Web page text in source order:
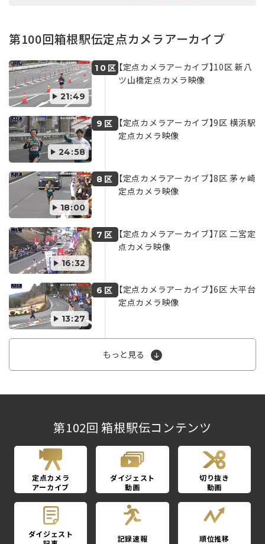
第100回箱根駅伝定点カメラアーカイブ
21:49
10 区 【定点カメラアーカイブ】10区 新八
ツ山橋定点カメラ映像
24:58
9 区 【定点カメラアーカイブ】9区 横浜駅
定点カメラ映像
18:00
8 区 【定点カメラアーカイブ】8区 茅ヶ崎
定点カメラ映像
16:32
7 区 【定点カメラアーカイブ】7区 二宮定
点カメラ映像
13:27
6 区 【定点カメラアーカイブ】6区 大平台
定点カメラ映像
もっと見る
第102回 箱根駅伝コンテンツ
定点カメラ
アーカイブ
ダイジェスト
動画
切り抜き
動画
ダイジェスト
記録速報 順位推移